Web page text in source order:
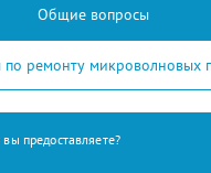
Общие вопросы
по ремонту микроволновых
предоставляете?